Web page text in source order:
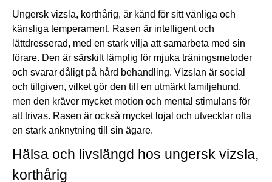
Ungersk vizsla, korthårig, är känd för sitt vänliga och
känsliga temperament. Rasen är intelligent och
lättdresserad, med en stark vilja att samarbeta med sin
förare. Den är särskilt lämplig för mjuka träningsmetoder
och svarar dåligt på hård behandling. Vizslan är social
och tillgiven, vilket gör den till en utmärkt familjehund,
men den kräver mycket motion och mental stimulans för
att trivas. Rasen är också mycket lojal och utvecklar ofta
en stark anknytning till sin ägare.
Hälsa och livslängd hos ungersk vizsla,
korthårig